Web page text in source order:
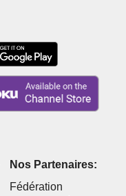
Nos Partenaires:
Fédération